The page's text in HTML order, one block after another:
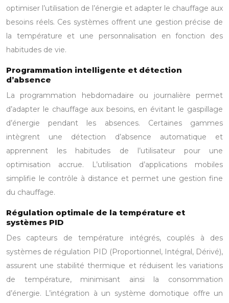
optimiser l’utilisation de l’énergie et adapter le chauffage aux
besoins réels. Ces systèmes offrent une gestion précise de
la température et une personnalisation en fonction des
habitudes de vie.
Programmation intelligente et détection
d’absence
La programmation hebdomadaire ou journalière permet
d’adapter le chauffage aux besoins, en évitant le gaspillage
d’énergie pendant les absences. Certaines gammes
intègrent une détection d’absence automatique et
apprennent les habitudes de l’utilisateur pour une
optimisation accrue. L’utilisation d’applications mobiles
simplifie le contrôle à distance et permet une gestion fine
du chauffage.
Régulation optimale de la température et
systèmes PID
Des capteurs de température intégrés, couplés à des
systèmes de régulation PID (Proportionnel, Intégral, Dérivé),
assurent une stabilité thermique et réduisent les variations
de température, minimisant ainsi la consommation
d’énergie. L’intégration à un système domotique offre un